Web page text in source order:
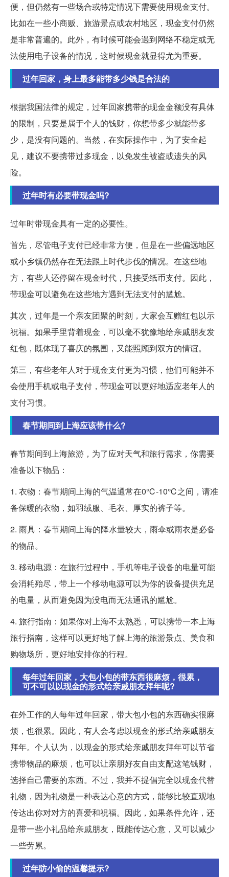
便，但仍然有一些场合或特定情况下需要使用现金支付。
比如在一些小商贩、旅游景点或农村地区，现金支付仍然
是非常普遍的。此外，有时候可能会遇到网络不稳定或无
法使用电子设备的情况，这时候现金就显得尤为重要。
过年回家，身上最多能带多少钱是合法的
根据我国法律的规定，过年回家携带的现金金额没有具体
的限制，只要是属于个人的钱财，你想带多少就能带多
少，是没有问题的。当然，在实际操作中，为了安全起
见，建议不要携带过多现金，以免发生被盗或遗失的风
险。
过年时有必要带现金吗?
过年时带现金具有一定的必要性。
首先，尽管电子支付已经非常方便，但是在一些偏远地区
或小乡镇仍然存在无法跟上时代步伐的情况。在这些地
方，有些人还停留在现金时代，只接受纸币支付。因此，
带现金可以避免在这些地方遇到无法支付的尴尬。
其次，过年是一个亲友团聚的时刻，大家会互赠红包以示
祝福。如果手里背着现金，可以毫不犹豫地给亲戚朋友发
红包，既体现了喜庆的氛围，又能照顾到双方的情谊。
第三，有些老年人对于现金支付更为习惯，他们可能并不
会使用手机或电子支付，带现金可以更好地适应老年人的
支付习惯。
春节期间到上海应该带什么?
春节期间到上海旅游，为了应对天气和旅行需求，你需要
准备以下物品：
1. 衣物：春节期间上海的气温通常在0℃-10℃之间，请准
备保暖的衣物，如羽绒服、毛衣、厚实的裤子等。
2. 雨具：春节期间上海的降水量较大，雨伞或雨衣是必备
的物品。
3. 移动电源：在旅行过程中，手机等电子设备的电量可能
会消耗殆尽，带上一个移动电源可以为你的设备提供充足
的电量，从而避免因为没电而无法通讯的尴尬。
4. 旅行指南：如果你对上海不太熟悉，可以携带一本上海
旅行指南，这样可以更好地了解上海的旅游景点、美食和
购物场所，更好地安排你的行程。
每年过年回家，大包小包的带东西很麻烦，很累，
可不可以以现金的形式给亲戚朋友拜年呢?
在外工作的人每年过年回家，带大包小包的东西确实很麻
烦，也很累。因此，有人会考虑以现金的形式给亲戚朋友
拜年。个人认为，以现金的形式给亲戚朋友拜年可以节省
携带物品的麻烦，也可以让亲朋好友自由支配这笔钱财，
选择自己需要的东西。不过，我并不提倡完全以现金代替
礼物，因为礼物是一种表达心意的方式，能够比较直观地
传达出你对对方的喜爱和祝福。因此，如果条件允许，还
是带一些小礼品给亲戚朋友，既能传达心意，又可以减少
一些劳累。
过年防小偷的温馨提示?